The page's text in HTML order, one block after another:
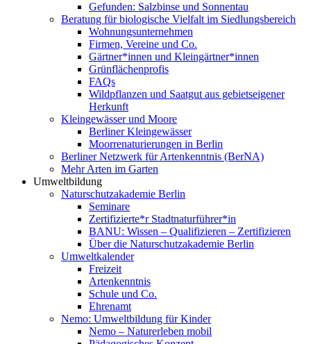
Gefunden: Salzbinse und Sonnentau
Beratung für biologische Vielfalt im Siedlungsbereich
Wohnungsunternehmen
Firmen, Vereine und Co.
Gärtner*innen und Kleingärtner*innen
Grünflächenprofis
FAQs
Wildpflanzen und Saatgut aus gebietseigener
Herkunft
Kleingewässer und Moore
Berliner Kleingewässer
Moorrenaturierungen in Berlin
Berliner Netzwerk für Artenkenntnis (BerNA)
Mehr Arten im Garten
Umweltbildung
Naturschutzakademie Berlin
Seminare
Zertifizierte*r Stadtnaturführer*in
BANU: Wissen – Qualifizieren – Zertifizieren
Über die Naturschutzakademie Berlin
Umweltkalender
Freizeit
Artenkenntnis
Schule und Co.
Ehrenamt
Nemo: Umweltbildung für Kinder
Nemo – Naturerleben mobil